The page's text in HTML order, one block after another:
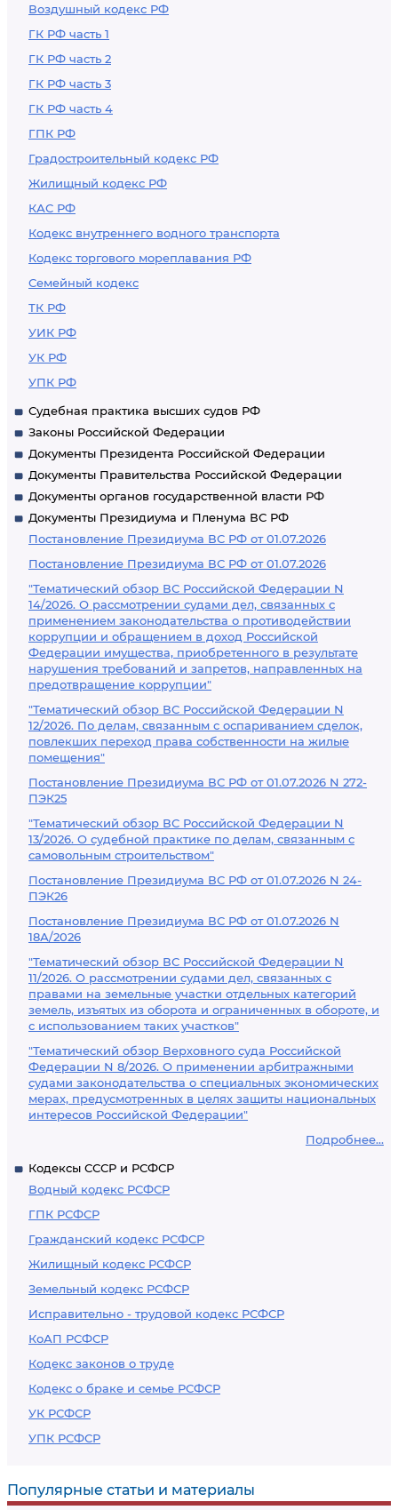
Воздушный кодекс РФ
ГК РФ часть 1
ГК РФ часть 2
ГК РФ часть 3
ГК РФ часть 4
ГПК РФ
Градостроительный кодекс РФ
Жилищный кодекс РФ
КАС РФ
Кодекс внутреннего водного транспорта
Кодекс торгового мореплавания РФ
Семейный кодекс
ТК РФ
УИК РФ
УК РФ
УПК РФ
Судебная практика высших судов РФ
Законы Российской Федерации
Документы Президента Российской Федерации
Документы Правительства Российской Федерации
Документы органов государственной власти РФ
Документы Президиума и Пленума ВС РФ
Постановление Президиума ВС РФ от 01.07.2026
Постановление Президиума ВС РФ от 01.07.2026
"Тематический обзор ВС Российской Федерации N
14/2026. О рассмотрении судами дел, связанных с
применением законодательства о противодействии
коррупции и обращением в доход Российской
Федерации имущества, приобретенного в результате
нарушения требований и запретов, направленных на
предотвращение коррупции"
"Тематический обзор ВС Российской Федерации N
12/2026. По делам, связанным с оспариванием сделок,
повлекших переход права собственности на жилые
помещения"
Постановление Президиума ВС РФ от 01.07.2026 N 272-
ПЭК25
"Тематический обзор ВС Российской Федерации N
13/2026. О судебной практике по делам, связанным с
самовольным строительством"
Постановление Президиума ВС РФ от 01.07.2026 N 24-
ПЭК26
Постановление Президиума ВС РФ от 01.07.2026 N
18А/2026
"Тематический обзор ВС Российской Федерации N
11/2026. О рассмотрении судами дел, связанных с
правами на земельные участки отдельных категорий
земель, изъятых из оборота и ограниченных в обороте, и
с использованием таких участков"
"Тематический обзор Верховного суда Российской
Федерации N 8/2026. О применении арбитражными
судами законодательства о специальных экономических
мерах, предусмотренных в целях защиты национальных
интересов Российской Федерации"
Подробнее...
Кодексы СССР и РСФСР
Водный кодекс РСФСР
ГПК РСФСР
Гражданский кодекс РСФСР
Жилищный кодекс РСФСР
Земельный кодекс РСФСР
Исправительно - трудовой кодекс РСФСР
КоАП РСФСР
Кодекс законов о труде
Кодекс о браке и семье РСФСР
УК РСФСР
УПК РСФСР
Популярные статьи и материалы